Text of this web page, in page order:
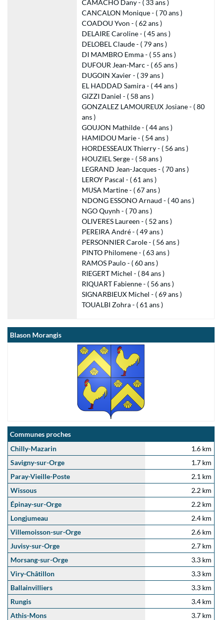
CAMACHO Dany - ( 33 ans )
CANCALON Monique - ( 70 ans )
COADOU Yvon - ( 62 ans )
DELAIRE Caroline - ( 45 ans )
DELOBEL Claude - ( 79 ans )
DI MAMBRO Emma - ( 55 ans )
DUFOUR Jean-Marc - ( 65 ans )
DUGOIN Xavier - ( 39 ans )
EL HADDAD Samira - ( 44 ans )
GIZZI Daniel - ( 58 ans )
GONZALEZ LAMOUREUX Josiane - ( 80
ans )
GOUJON Mathilde - ( 44 ans )
HAMIDOU Marie - ( 54 ans )
HORDESSEAUX Thierry - ( 56 ans )
HOUZIEL Serge - ( 58 ans )
LEGRAND Jean-Jacques - ( 70 ans )
LEROY Pascal - ( 61 ans )
MUSA Martine - ( 67 ans )
NDONG ESSONO Arnaud - ( 40 ans )
NGO Quynh - ( 70 ans )
OLIVERES Laureen - ( 52 ans )
PEREIRA André - ( 49 ans )
PERSONNIER Carole - ( 56 ans )
PINTO Philomene - ( 63 ans )
RAMOS Paulo - ( 60 ans )
RIEGERT Michel - ( 84 ans )
RIQUART Fabienne - ( 56 ans )
SIGNARBIEUX Michel - ( 69 ans )
TOUALBI Zohra - ( 61 ans )
Blason Morangis
Communes proches
Chilly-Mazarin
1.6 km
Savigny-sur-Orge
1.7 km
Paray-Vieille-Poste
2.1 km
Wissous
2.2 km
Épinay-sur-Orge
2.2 km
Longjumeau
2.4 km
Villemoisson-sur-Orge
2.6 km
Juvisy-sur-Orge
2.7 km
Morsang-sur-Orge
3.3 km
Viry-Châtillon
3.3 km
Ballainvilliers
3.3 km
Rungis
3.4 km
Athis-Mons
3.7 km